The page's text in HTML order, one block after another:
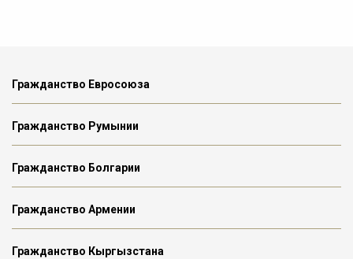
Гражданство Евросоюза
Гражданство Румынии
Гражданство Болгарии
Гражданство Армении
Гражданство Кыргызстана